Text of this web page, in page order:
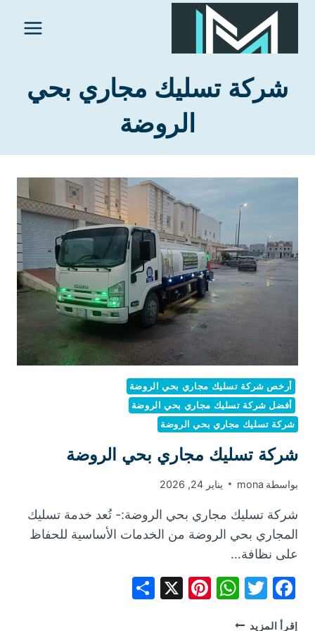
شركة تسليك مجاري بحي
الروضة
أرخص شركة تسليك مجاري بحي الروضة
أفضل شركة تسليك مجاري بحي الروضة
شركة تسليك مجاري بحي الروضة
شركة تسليك مجاري بحي الروضة
بواسطة mona يناير 24, 2026
شركة تسليك مجاري بحي الروضة:- تُعد خدمة تسليك
المجاري بحي الروضة من الخدمات الأساسية للحفاظ
على نظافة…
Facebook
Twitter
WhatsApp
Pinterest
X
إقرأ المزيد شركة